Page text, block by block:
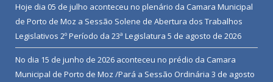
Hoje dia 05 de julho aconteceu no plenário da Camara Municipal
de Porto de Moz a Sessão Solene de Abertura dos Trabalhos
Legislativos 2º Período da 23ª Legislatura 5 de agosto de 2026
No dia 15 de junho de 2026 aconteceu no prédio da Camara
Municipal de Porto de Moz /Pará a Sessão Ordinária 3 de agosto